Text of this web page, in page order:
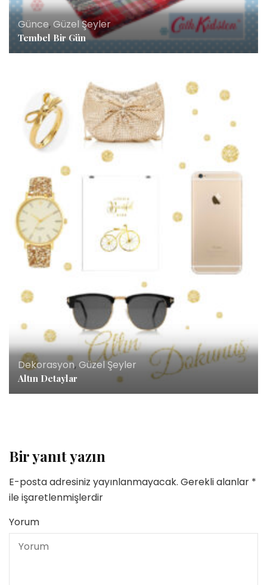
Günce,Güzel Şeyler
Tembel Bir Gün
Dekorasyon,Güzel Şeyler
Altın Detaylar
Bir yanıt yazın
E-posta adresiniz yayınlanmayacak. Gerekli alanlar *
ile işaretlenmişlerdir
Yorum